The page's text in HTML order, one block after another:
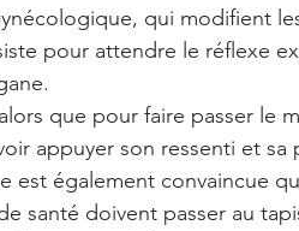
qui modifient
pour attendre le réflexe
que pour faire passer le
appuyer son ressenti et
est également convaincue
santé doivent passer au